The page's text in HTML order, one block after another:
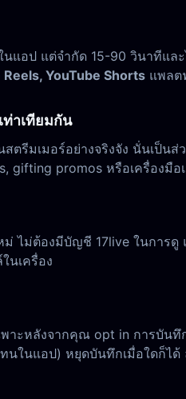
แอป แต่จำกัด 15-90 วินาทีแล
YouTube Shorts แพลต
ท่าเทียมกัน
รีมเมอร์อย่างจริงจัง นั่นเป็น
gifting promos หรือเครื่อง
ไม่ต้องมีบัญชี 17live ในการ
นเครื่อง
าะหลังจากคุณ opt in การบั
ในแอป) หยุดบันทึกเมื่อใดก็ได้